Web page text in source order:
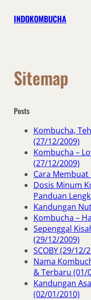
INDOKOMBUCHA
Sitemap
Posts
Kombucha,
(27/12/2009)
Kombucha –
(27/12/2009)
Cara
Dosis Minum
Panduan
Kandungan
Kombucha –
Sepenggal
(29/12/2009)
SCOBY (29/12/
Nama
& Terbaru (01/
Kandungan
(02/01/2010)